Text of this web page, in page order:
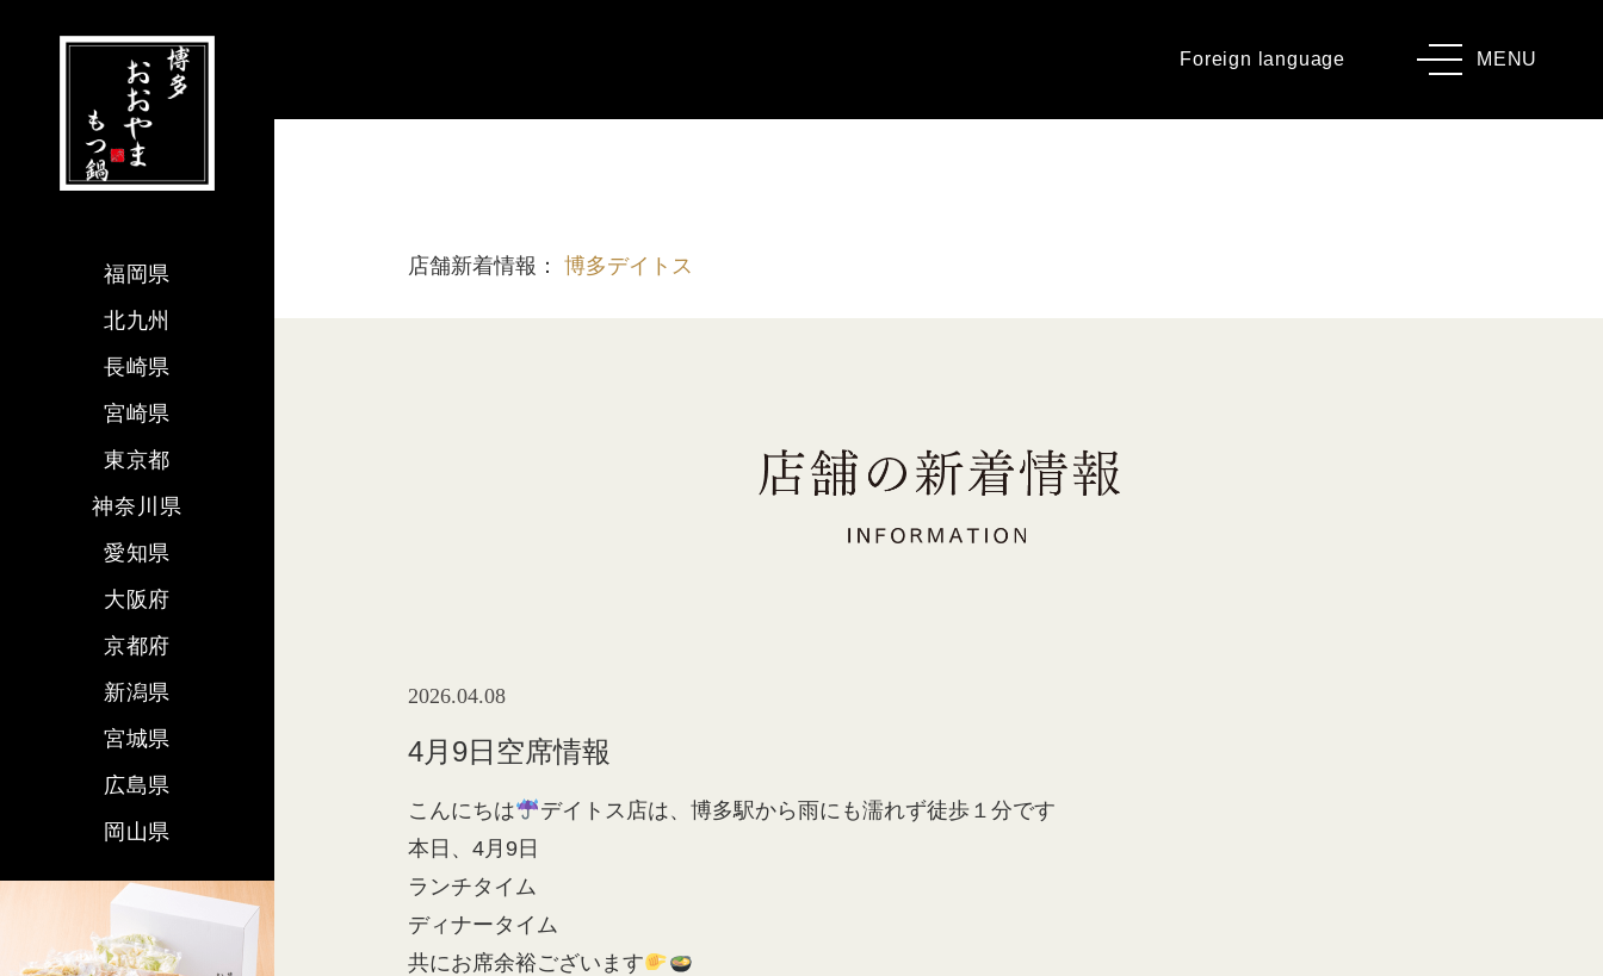
Foreign language MENU
店舗新着情報： 博多デイトス
2026.04.08
4月9日空席情報
こんにちは
デイトス店は、博多駅から雨にも濡れず徒歩１分です
本日、4月9日
ランチタイム
ディナータイム
共にお席余裕ございます
福岡県
北九州
長崎県
宮崎県
東京都
神奈川県
愛知県
大阪府
京都府
新潟県
宮城県
広島県
岡山県